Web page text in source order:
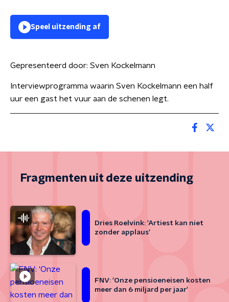
Speel uitzending af
Gepresenteerd door: Sven Kockelmann
Interviewprogramma waarin Sven Kockelmann een half
uur een gast het vuur aan de schenen legt.
Fragmenten uit deze uitzending
Dries Roelvink: 'Artiest kan niet
zonder applaus'
FNV: 'Onze pensioeneisen kosten
meer dan 6 miljard per jaar'